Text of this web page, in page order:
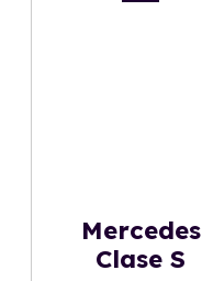
Mercedes
Clase S